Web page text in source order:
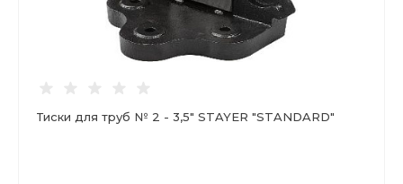
Тиски для труб № 2 - 3,5" STAYER "STANDARD"